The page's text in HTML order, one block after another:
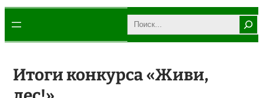
Search
Итоги конкурса «Живи,